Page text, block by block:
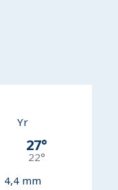
Yr
27°
22°
4,4 mm